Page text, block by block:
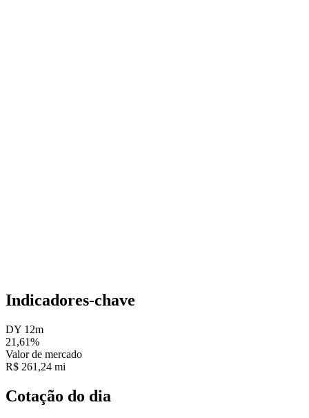
Indicadores-chave
DY 12m
21,61%
Valor de mercado
R$ 261,24 mi
Cotação do dia